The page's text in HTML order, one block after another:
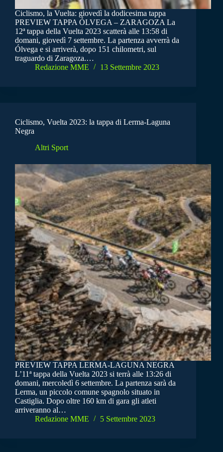
Ciclismo, la Vuelta: giovedì la dodicesima tappa
PREVIEW TAPPA ÓLVEGA – ZARAGOZA La
12ª tappa della Vuelta 2023 scatterà alle 13:58 di
domani, giovedì 7 settembre. La partenza avverrà da
Ólvega e si arriverà, dopo 151 chilometri, sul
traguardo di Zaragoza.…
Redazione MME
13 Settembre 2023
Ciclismo, Vuelta 2023: la tappa di Lerma-Laguna
Negra
Altri Sport
PREVIEW TAPPA LERMA-LAGUNA NEGRA
L’11ª tappa della Vuelta 2023 si terrà alle 13:26 di
domani, mercoledì 6 settembre. La partenza sarà da
Lerma, un piccolo comune spagnolo situato in
Castiglia. Dopo oltre 160 km di gara gli atleti
arriveranno al…
Redazione MME
5 Settembre 2023